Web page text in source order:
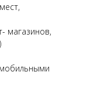
магазинов,